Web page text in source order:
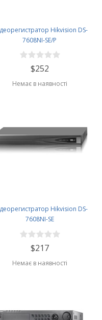
Hikvision DS-
7608NI-SE/P
$252
Немає в наявності
Hikvision DS-
7608NI-SE
$217
Немає в наявності